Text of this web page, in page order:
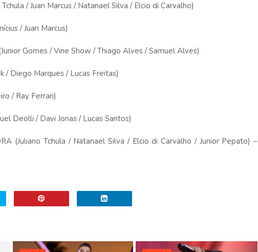
/ Juan Marcus / Natanael Silva / Elcio di Carvalho)
/ Juan Marcus)
Gomes / Vine Show / Thiago Alves / Samuel Alves)
/ Diego Marques / Lucas Freitas)
/ Ray Ferrari)
Deolli / Davi Jonas / Lucas Santos)
(Juliano Tchula / Natanael Silva / Elcio di Carvalho / Junior Pepato) –